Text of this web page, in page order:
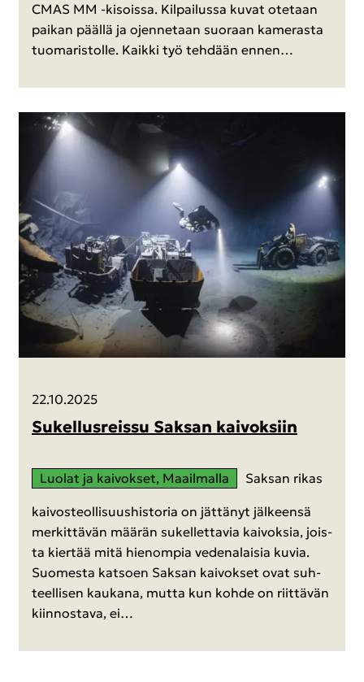
CMAS MM -​kisoissa. Kil­pai­lus­sa kuvat ote­taan
pai­kan pääl­lä ja ojen­ne­taan suo­raan ka­me­ras­ta
tuo­ma­ris­tol­le. Kaik­ki työ teh­dään ennen…
22.10.2025
Su­kel­lus­reis­su Sak­san kai­vok­siin
Luo­lat ja kai­vok­set, Maa­il­mal­la Sak­san rikas
kai­vos­teol­li­suus­his­to­ria on jät­tä­nyt jäl­keen­sä
mer­kit­tä­vän mää­rän su­kel­let­ta­via kai­vok­sia, jois­
ta kier­tää mitä hie­nom­pia ve­de­na­lai­sia kuvia.
Suo­mes­ta kat­soen Sak­san kai­vok­set ovat suh­
teel­li­sen kau­ka­na, mutta kun kohde on riit­tä­vän
kiin­nos­ta­va, ei…